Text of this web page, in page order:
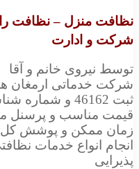
نظافت منزل – نظافت
شرکت و ادارت
توسط نیروی خانم و آقا
شرکت خدماتی ارمغان
ثبت 46162 و شماره شناسه ی ملی 14008094852
قیمت مناسب و پرسنل
زمان ممکن و پوشش کل
انجام انواع خدمات
پذیرایی